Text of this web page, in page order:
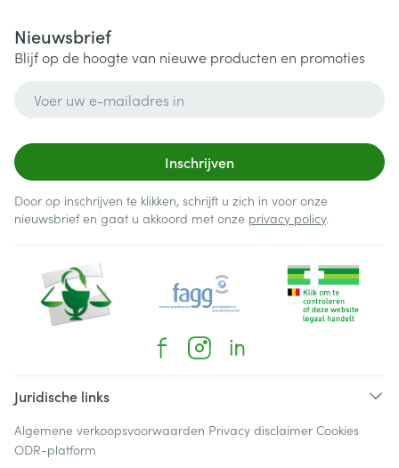
Nieuwsbrief
Blijf op de hoogte van nieuwe producten en promoties
Inschrijven
Door op inschrijven te klikken, schrijft u zich in voor onze
nieuwsbrief en gaat u akkoord met onze privacy policy.
Juridische links
Algemene verkoopsvoorwaarden Privacy disclaimer Cookies
ODR-platform